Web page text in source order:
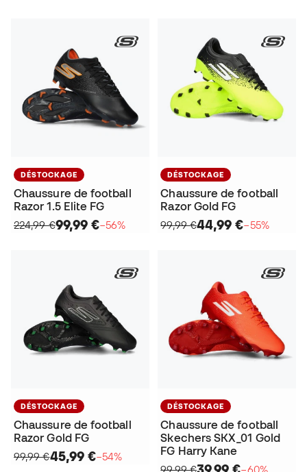
DÉSTOCKAGE
Chaussure de football
Razor 1.5 Elite FG
224,99 €99,99 €−56%
DÉSTOCKAGE
Chaussure de football
Razor Gold FG
99,99 €44,99 €−55%
DÉSTOCKAGE
Chaussure de football
Razor Gold FG
99,99 €45,99 €−54%
DÉSTOCKAGE
Chaussure de football
Skechers SKX_01 Gold
FG Harry Kane
99,99 €
−60%